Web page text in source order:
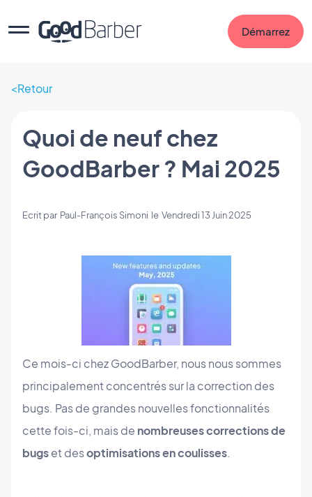
Démarrez
Retour
Quoi de neuf chez
GoodBarber ? Mai 2025
Ecrit par Paul-François Simoni le Vendredi 13 Juin 2025
Ce mois-ci chez GoodBarber, nous nous sommes
principalement concentrés sur la correction des
bugs. Pas de grandes nouvelles fonctionnalités
cette fois-ci, mais de nombreuses corrections de
bugset desoptimisations en coulisses.